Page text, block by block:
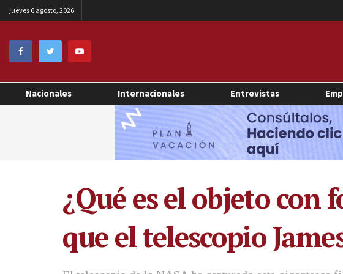
jueves 6 agosto, 2026
Nacionales Internacionales Entrevistas
¿Qué es el objeto con
que el telescopio